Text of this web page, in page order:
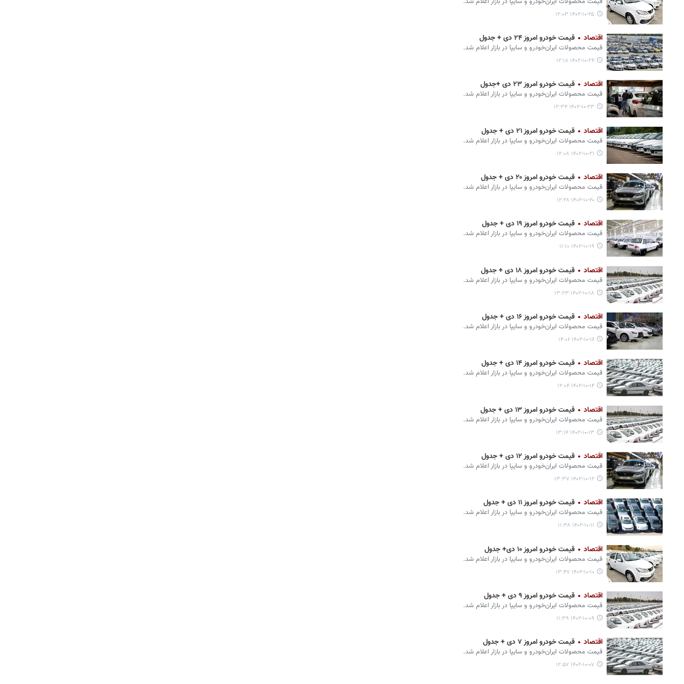
۱۴۰۲-۱۰-۲۵ ۱۲:۰۳
اقتصاد قیمت خودرو امروز ۲۴ دی + جدول
قیمت محصولات ایران‌خودرو و سایپا در بازار اعلام شد.
۱۴۰۲-۱۰-۲۴ ۱۲:۱۸
اقتصاد قیمت خودرو امروز ۲۳ دی +جدول
قیمت محصولات ایران‌خودرو و سایپا در بازار اعلام شد.
۱۴۰۲-۱۰-۲۳ ۱۲:۳۴
اقتصاد قیمت خودرو امروز ۲۱ دی + جدول
قیمت محصولات ایران‌خودرو و سایپا در بازار اعلام شد.
۱۴۰۲-۱۰-۲۱ ۱۲:۰۸
اقتصاد قیمت خودرو امروز ۲۰ دی + جدول
قیمت محصولات ایران‌خودرو و سایپا در بازار اعلام شد.
۱۴۰۲-۱۰-۲۰ ۱۲:۲۸
اقتصاد قیمت خودرو امروز ۱۹ دی + جدول
قیمت محصولات ایران‌خودرو و سایپا در بازار اعلام شد.
۱۴۰۲-۱۰-۱۹ ۱۱:۱۰
اقتصاد قیمت خودرو امروز ۱۸ دی + جدول
قیمت محصولات ایران‌خودرو و سایپا در بازار اعلام شد.
۱۴۰۲-۱۰-۱۸ ۱۳:۲۳
اقتصاد قیمت خودرو امروز ۱۶ دی + جدول
قیمت محصولات ایران‌خودرو و سایپا در بازار اعلام شد.
۱۴۰۲-۱۰-۱۶ ۱۴:۰۶
اقتصاد قیمت خودرو امروز ۱۴ دی + جدول
قیمت محصولات ایران‌خودرو و سایپا در بازار اعلام شد.
۱۴۰۲-۱۰-۱۴ ۱۲:۰۴
اقتصاد قیمت خودرو امروز ۱۳ دی + جدول
قیمت محصولات ایران‌خودرو و سایپا در بازار اعلام شد.
۱۴۰۲-۱۰-۱۳ ۱۳:۱۴
اقتصاد قیمت خودرو امروز ۱۲ دی + جدول
قیمت محصولات ایران‌خودرو و سایپا در بازار اعلام شد.
۱۴۰۲-۱۰-۱۲ ۱۳:۳۷
اقتصاد قیمت خودرو امروز ۱۱ دی + جدول
قیمت محصولات ایران‌خودرو و سایپا در بازار اعلام شد.
۱۴۰۲-۱۰-۱۱ ۱۱:۳۸
اقتصاد قیمت خودرو امروز ۱۰ دی+ جدول
قیمت محصولات ایران‌خودرو و سایپا در بازار اعلام شد.
۱۴۰۲-۱۰-۱۰ ۱۳:۴۷
اقتصاد قیمت خودرو امروز ۹ دی + جدول
قیمت محصولات ایران‌خودرو و سایپا در بازار اعلام شد.
۱۴۰۲-۱۰-۰۹ ۱۱:۳۹
اقتصاد قیمت خودرو امروز ۷ دی + جدول
قیمت محصولات ایران‌خودرو و سایپا در بازار اعلام شد.
۱۴۰۲-۱۰-۰۷ ۱۲:۵۷